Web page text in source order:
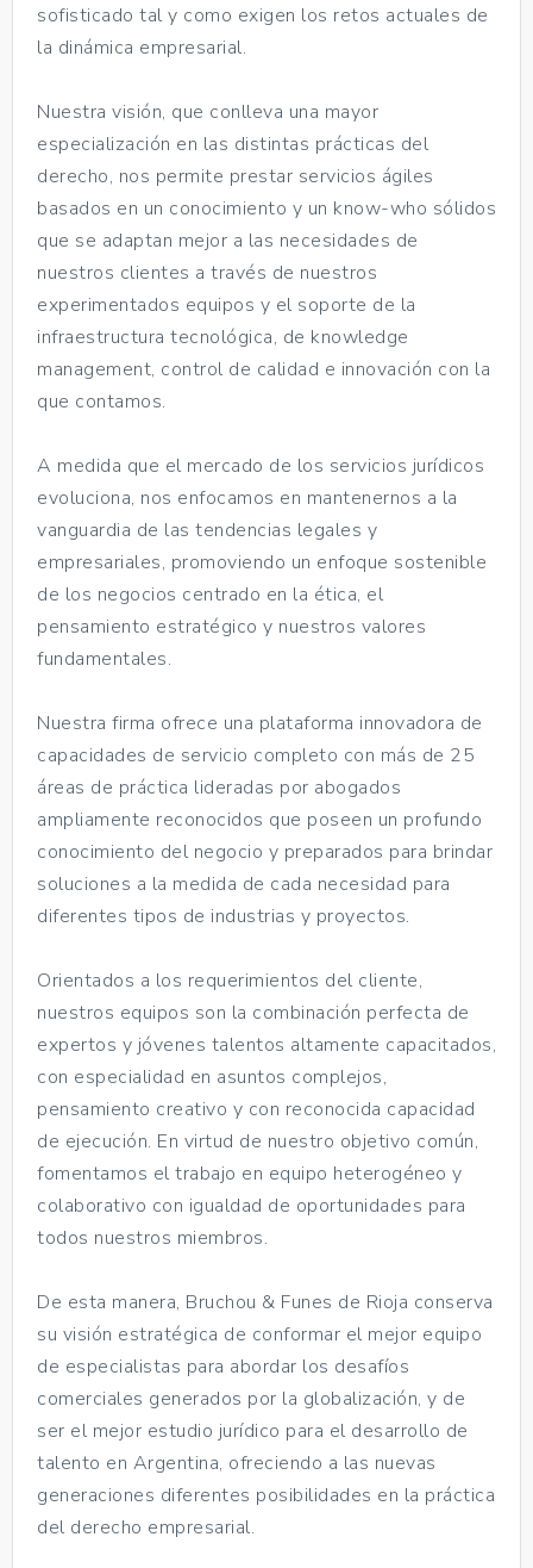
sofisticado tal y como exigen los retos actuales de
la dinámica empresarial.
Nuestra visión, que conlleva una mayor
especialización en las distintas prácticas del
derecho, nos permite prestar servicios ágiles
basados en un conocimiento y un know-who sólidos
que se adaptan mejor a las necesidades de
nuestros clientes a través de nuestros
experimentados equipos y el soporte de la
infraestructura tecnológica, de knowledge
management, control de calidad e innovación con la
que contamos.
A medida que el mercado de los servicios jurídicos
evoluciona, nos enfocamos en mantenernos a la
vanguardia de las tendencias legales y
empresariales, promoviendo un enfoque sostenible
de los negocios centrado en la ética, el
pensamiento estratégico y nuestros valores
fundamentales.
Nuestra firma ofrece una plataforma innovadora de
capacidades de servicio completo con más de 25
áreas de práctica lideradas por abogados
ampliamente reconocidos que poseen un profundo
conocimiento del negocio y preparados para brindar
soluciones a la medida de cada necesidad para
diferentes tipos de industrias y proyectos.
Orientados a los requerimientos del cliente,
nuestros equipos son la combinación perfecta de
expertos y jóvenes talentos altamente capacitados,
con especialidad en asuntos complejos,
pensamiento creativo y con reconocida capacidad
de ejecución. En virtud de nuestro objetivo común,
fomentamos el trabajo en equipo heterogéneo y
colaborativo con igualdad de oportunidades para
todos nuestros miembros.
De esta manera, Bruchou & Funes de Rioja conserva
su visión estratégica de conformar el mejor equipo
de especialistas para abordar los desafíos
comerciales generados por la globalización, y de
ser el mejor estudio jurídico para el desarrollo de
talento en Argentina, ofreciendo a las nuevas
generaciones diferentes posibilidades en la práctica
del derecho empresarial.